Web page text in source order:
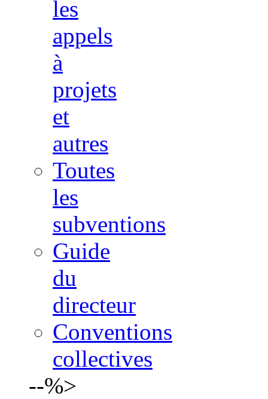
les
appels
à
projets
et
autres
Toutes
les
subventions
Guide
du
directeur
Conventions
collectives
--%>